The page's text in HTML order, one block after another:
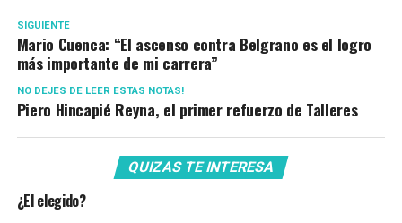
SIGUIENTE
Mario Cuenca: “El ascenso contra Belgrano es el logro
más importante de mi carrera”
NO DEJES DE LEER ESTAS NOTAS!
Piero Hincapié Reyna, el primer refuerzo de Talleres
QUIZAS TE INTERESA
¿El elegido?